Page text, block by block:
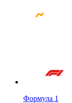
Формула 1